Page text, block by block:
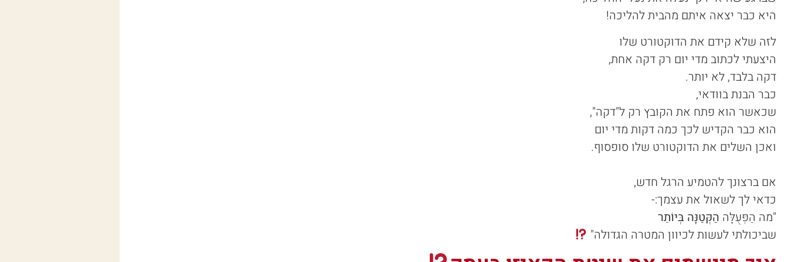
היא כבר יצאה איתם מהבית להליכה!
לזה שלא קידם את הדוקטורט שלו
היצעתי לכתוב מדי יום רק דקה אחת,
דקה בלבד, לא יותר.
כבר הבנת בוודאי,
שכאשר הוא פתח את הקובץ רק ל"דקה",
הוא כבר הקדיש לכך כמה דקות מדי יום
ואכן השלים את הדוקטורט שלו סופסוף.
אם ברצונך להטמיע הרגל חדש,
כדאי לך לשאול את עצמך:-
"מה הַפְּעֻלָּה הַקְּטַנָּה בְּיוֹתֵר
שביכולתי לעשות לכיוון המטרה הגדולה"